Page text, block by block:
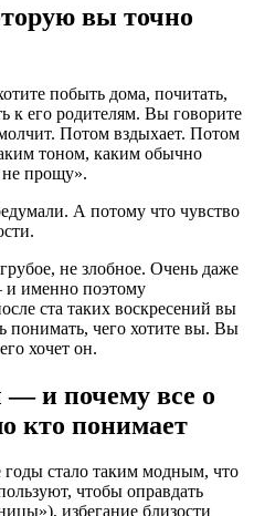
вы точно
побыть дома, почитать,
к его родителям. Вы говорите
Потом вздыхает. Потом
тоном, каким обычно
не прощу».
А потому что чувство
не злобное. Очень даже
и именно поэтому
ста таких воскресений вы
понимать, чего хотите вы. Вы
хочет он.
и почему все о
кто понимает
стало таким модным, что
чтобы оправдать
избегание близости